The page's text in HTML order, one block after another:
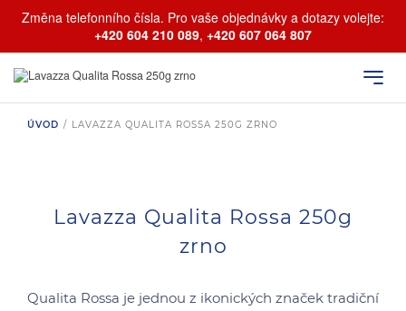
Změna telefonního čísla. Pro vaše objednávky a dotazy volejte:
+420 604 210 089, +420 607 064 807
ÚVOD / LAVAZZA QUALITA ROSSA 250G ZRNO
Lavazza Qualita Rossa 250g
zrno
Qualita Rossa je jednou z ikonických značek tradiční